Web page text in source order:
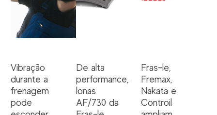
Vibração
durante a
frenagem
pode
De alta
performance,
lonas
AF/730 da
Fras-le,
Fremax,
Nakata e
Controil